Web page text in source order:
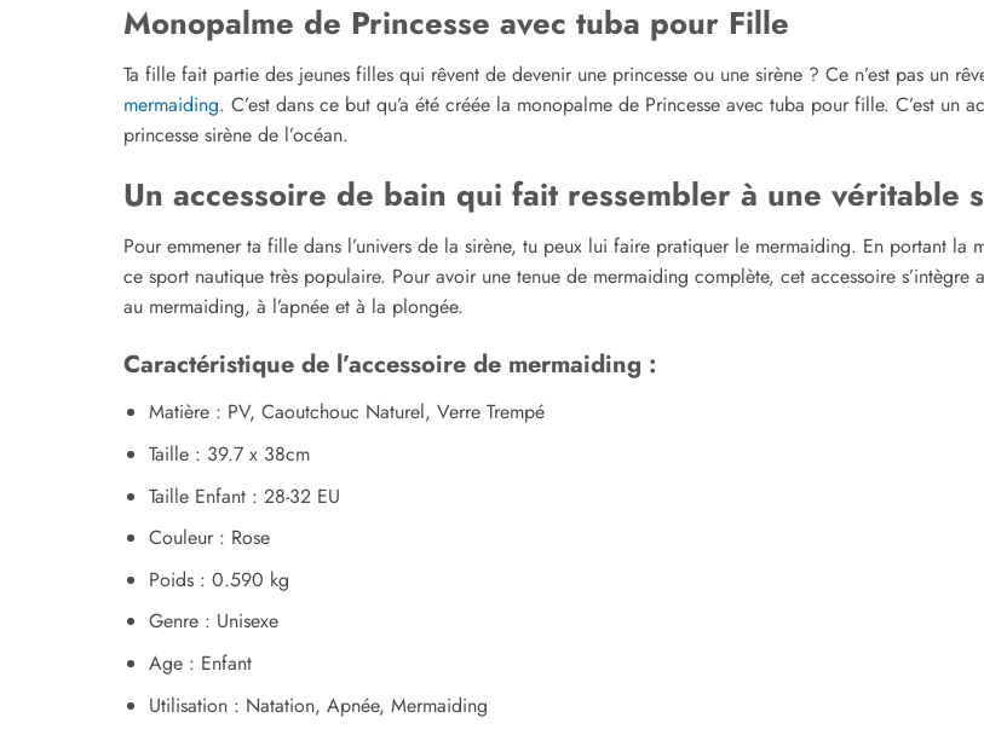
Monopalme de Princesse avec tuba pour Fille
Ta fille fait partie des jeunes filles qui rêvent de devenir une princesse ou une sirène ? Ce n’est pas un
mermaiding. C’est dans ce but qu’a été créée la monopalme de Princesse avec tuba pour fille. C’est
princesse sirène de l’océan.
Un accessoire de bain qui fait ressembler à une véritable
Pour emmener ta fille dans l’univers de la sirène, tu peux lui faire pratiquer le mermaiding. En portant
ce sport nautique très populaire. Pour avoir une tenue de mermaiding complète, cet accessoire s’intègre
au mermaiding, à l’apnée et à la plongée.
Caractéristique de l’accessoire de mermaiding :
Matière : PV, Caoutchouc Naturel, Verre Trempé
Taille : 39.7 x 38cm
Taille Enfant : 28-32 EU
Couleur : Rose
Poids : 0.590 kg
Genre : Unisexe
Age : Enfant
Utilisation : Natation, Apnée, Mermaiding